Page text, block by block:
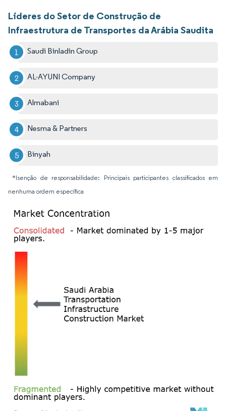
Líderes do Setor de Construção de
Infraestrutura de Transportes da Arábia Saudita
Saudi Binladin Group
AL-AYUNI Company
Almabani
Nesma & Partners
Binyah
*Isenção de responsabilidade: Principais participantes classificados em
nenhuma ordem específica